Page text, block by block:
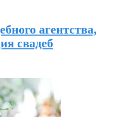
агентства,
свадеб